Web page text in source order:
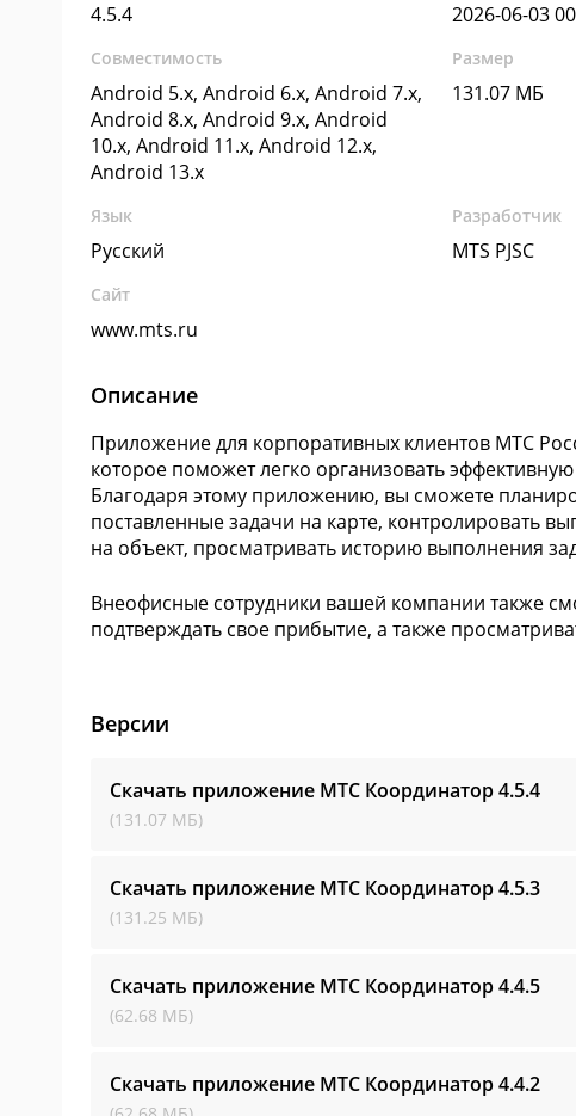
4.5.4 2026-06-03
Совместимость
Android 5.x, Android 6.x, Android 7.x,
Android 8.x, Android 9.x, Android
10.x, Android 11.x, Android 12.x,
Android 13.x
Размер
131.07 МБ
Язык
Русский
Разработчик
MTS PJSC
Сайт
www.mts.ru
Описание
Приложение для корпоративных клиентов МТС
которое поможет легко организовать
Благодаря этому приложению, вы сможете
поставленные задачи на карте, контролировать
на объект, просматривать историю выполнения
Внеофисные сотрудники вашей компании также
подтверждать свое прибытие, а также
Версии
Скачать приложение МТС Координатор4.5.4
(131.07 МБ)
Скачать приложение МТС Координатор4.5.3
(131.25 МБ)
Скачать приложение МТС Координатор4.4.5
(62.68 МБ)
Скачать приложение МТС Координатор4.4.2